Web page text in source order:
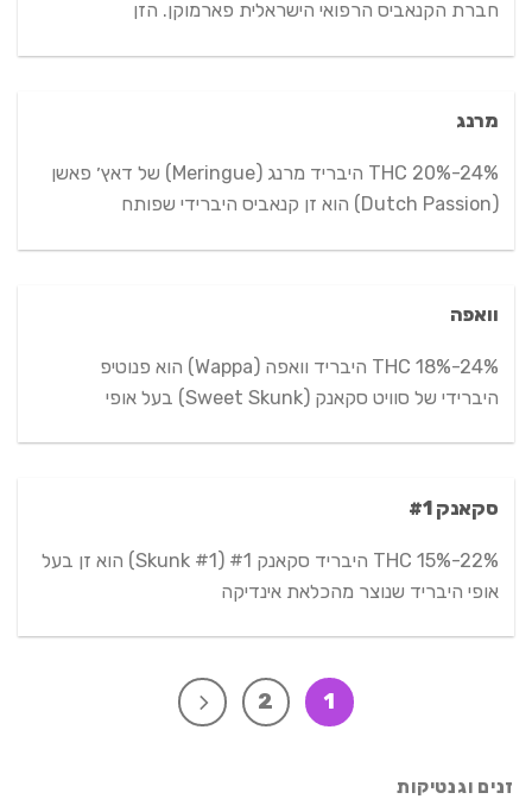
חברת הקנאביס הרפואי הישראלית פארמוקן. הזן
מרנג
THC 20%-24% היבריד מרנג (Meringue) של דאץ׳ פאשן
(Dutch Passion) הוא זן קנאביס היברידי שפותח
וואפה
THC 18%-24% היבריד וואפה (Wappa) הוא פנוטיפ
היברידי של סוויט סקאנק (Sweet Skunk) בעל אופי
סקאנק #1
THC 15%-22% היבריד סקאנק #1 (Skunk #1) הוא זן בעל
אופי היבריד שנוצר מהכלאת אינדיקה
1
2
זנים וגנטיקות